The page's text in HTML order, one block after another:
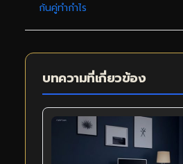
ก้นคู่ทำกำไร
บทความที่เกี่ยวข้อง